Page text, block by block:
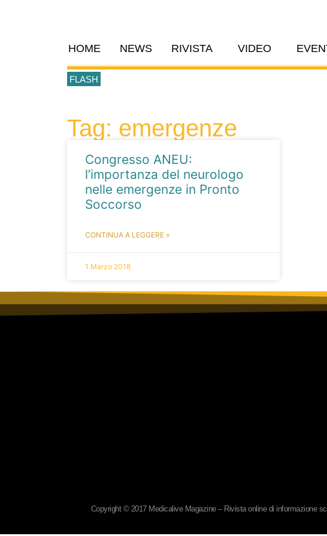
HOME NEWS RIVISTA VIDEO
FLASH
Tag: emergenze
Congresso ANEU:
l’importanza del neurologo
nelle emergenze in Pronto
Soccorso
CONTINUA A LEGGERE »
1 Marzo 2018
Copyright © 2017 Medicalive Magazine – Rivista online di informazione